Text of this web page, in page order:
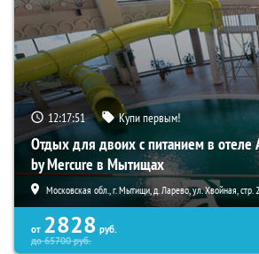
12:17:50 Купи первым!
Отдых для двоих с питанием в отеле
by Mercure в Мытищах
Московская обл., г. Мытищи, д. Ларево, ул. Хвойная, стр.
от 2828 руб.
до65700руб.